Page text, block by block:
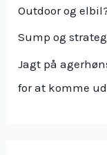
Outdoor og
Sump og
Jagt på
for at komme